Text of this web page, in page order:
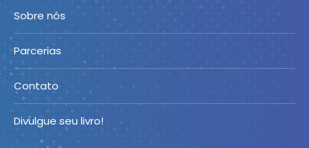
Sobre nós
Parcerias
Contato
Divulgue seu livro!